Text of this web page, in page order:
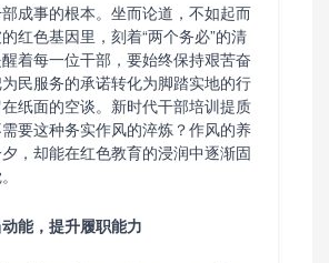
成事的根本。坐而论道，不如起而
红色基因里，刻着“两个务必”的清
着每一位干部，要始终保持艰苦奋
民服务的承诺转化为脚踏实地的行
纸面的空谈。新时代干部培训提质
要这种务实作风的淬炼？作风的养
，却能在红色教育的浸润中逐渐固
能，提升履职能力